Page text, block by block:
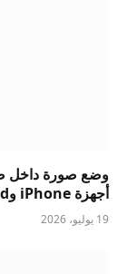
أجهزة iPhone وAndroid
19 يوليو، 2026